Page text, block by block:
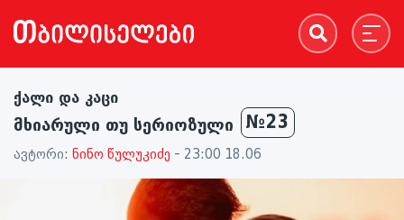
ქალი და კაცი
მხიარული თუ სერიოზული №23
ავტორი: ნინო წულუკიძე - 23:00 18.06